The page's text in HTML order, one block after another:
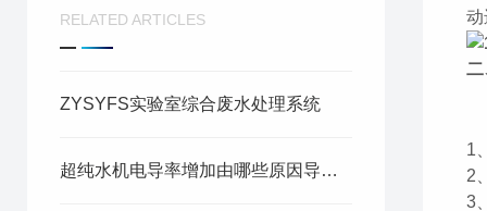
RELATED ARTICLES
ZYSYFS实验室综合废水处理系统
超纯水机电导率增加由哪些原因导致的呢？
动
二
1
2
3